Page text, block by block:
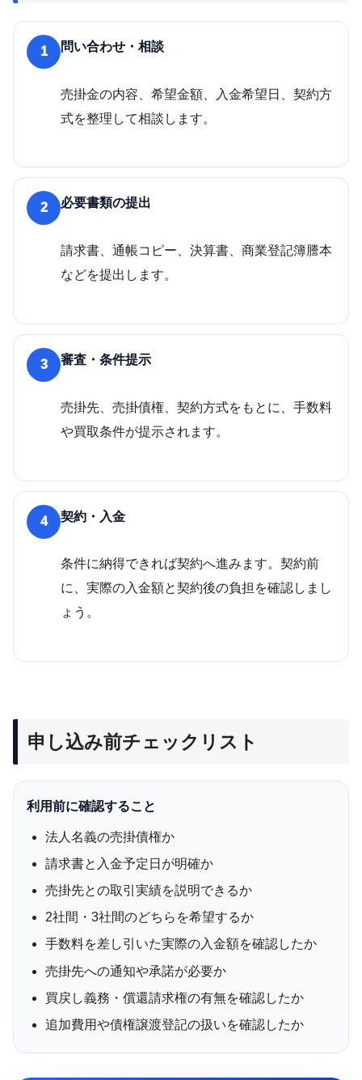
1 問い合わせ・相談
売掛金の内容、希望金額、入金希望日、契約方
式を整理して相談します。
2 必要書類の提出
請求書、通帳コピー、決算書、商業登記簿謄本
などを提出します。
3 審査・条件提示
売掛先、売掛債権、契約方式をもとに、手数料
や買取条件が提示されます。
4 契約・入金
条件に納得できれば契約へ進みます。契約前
に、実際の入金額と契約後の負担を確認しまし
ょう。
申し込み前チェックリスト
利用前に確認すること
法人名義の売掛債権か
請求書と入金予定日が明確か
売掛先との取引実績を説明できるか
2社間・3社間のどちらを希望するか
手数料を差し引いた実際の入金額を確認したか
売掛先への通知や承諾が必要か
買戻し義務・償還請求権の有無を確認したか
追加費用や債権譲渡登記の扱いを確認したか